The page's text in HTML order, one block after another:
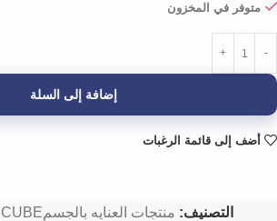
متوفر في المخزون
إضافة إلى السلة
أضف إلى قائمة الرغبات
التصنيف: منتجات العنايه بالجسم